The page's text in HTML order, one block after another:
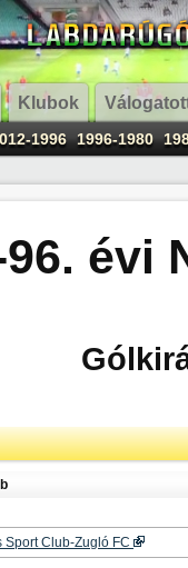
Klubok
1996 1996-1980
96. évi
Sport Club-Zugló FC